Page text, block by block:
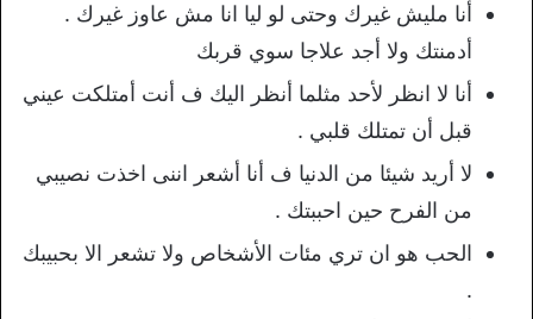
أنا مليش غيرك وحتى لو ليا انا مش عاوز غيرك .
أدمنتك ولا أجد علاجا سوي قربك
أنا لا انظر لأحد مثلما أنظر اليك ف أنت أمتلكت عيني
قبل أن تمتلك قلبي .
لا أريد شيئا من الدنيا ف أنا أشعر اننى اخذت نصيبي
من الفرح حين احببتك .
الحب هو ان تري مئات الأشخاص ولا تشعر الا بحبيبك
.